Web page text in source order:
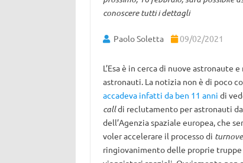
conoscere tutti i dettagli
Paolo Soletta 09/02/2021
L’Esa è in cerca di nuove astronaute e
astronauti. La notizia non è di poco
accadeva infatti da ben 11 anni di
calldi reclutamento per astronauti
dell’Agenzia spaziale europea, che
voler accelerare il processo di
ringiovanimento delle proprie truppe